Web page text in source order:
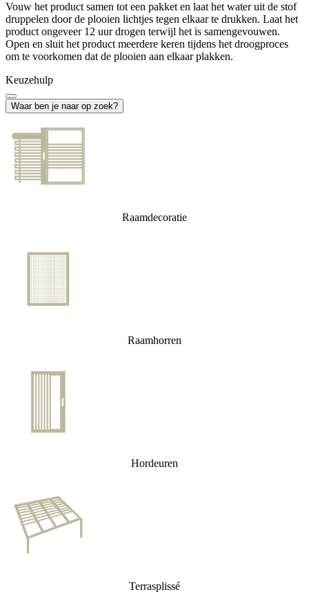
Vouw het product samen tot een pakket en laat het water uit de stof
druppelen door de plooien lichtjes tegen elkaar te drukken. Laat het
product ongeveer 12 uur drogen terwijl het is samengevouwen.
Open en sluit het product meerdere keren tijdens het droogproces
om te voorkomen dat de plooien aan elkaar plakken.
Keuzehulp
Waar ben je naar op zoek?
Raamdecoratie
Raamhorren
Hordeuren
Terrasplissé